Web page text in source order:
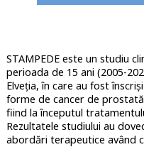
STAMPEDE este un studiu
perioada de 15 ani (2005-
Elveția, în care au fost
forme de cancer de
fiind la începutul
Rezultatele studiului au
abordări terapeutice având